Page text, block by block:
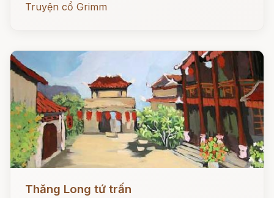
Truyện cổ Grimm
Thăng Long tứ trấn